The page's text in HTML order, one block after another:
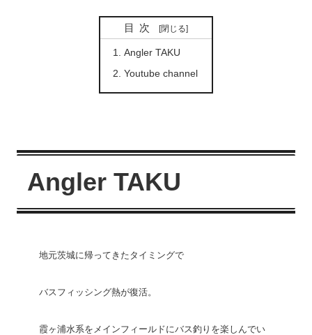
目次
Angler TAKU
Youtube channel
Angler TAKU
地元茨城に帰ってきたタイミングで
バスフィッシング熱が復活。
霞ヶ浦水系をメインフィールドにバス釣りを楽しんでい